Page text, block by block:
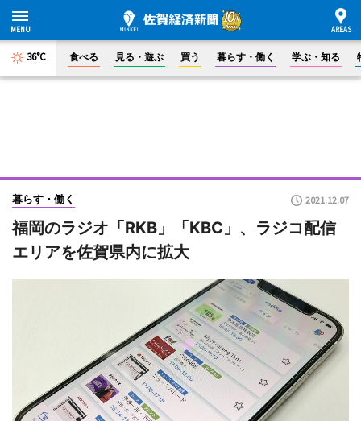
36°C 食べる 見る・遊ぶ 買う 暮らす・働く 学ぶ・知る
暮らす・働く 2021.12.07
福岡のラジオ「RKB」「KBC」、ラジコ配信
エリアを佐賀県内に拡大